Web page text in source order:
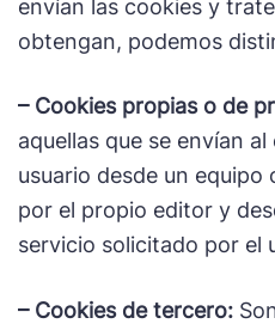
envían las cookies y
obtengan, podemos
– Cookies propias o de
aquellas que se envían
usuario desde un
por el propio editor y
servicio solicitado por el
– Cookies de tercero: